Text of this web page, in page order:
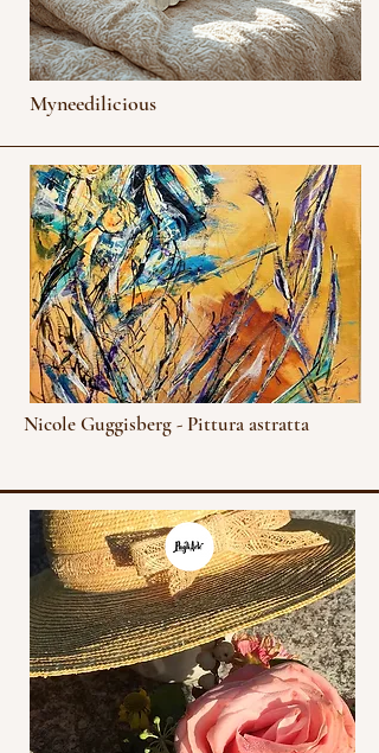
Myneedilicious
Nicole Guggisberg - Pittura astratta